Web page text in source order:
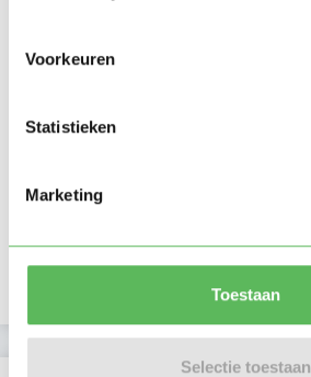
Voorkeuren
Statistieken
Marketing
Toestaan
Selectie toestaan